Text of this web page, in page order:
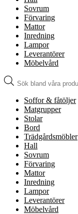
Sovrum
Förvaring
Mattor
Inredning
Lampor
Leverantörer
Möbelvård
Produktsökning
Soffor & fåtöljer
Matgrupper
Stolar
Bord
Trädgårdsmöbler
Hall
Sovrum
Förvaring
Mattor
Inredning
Lampor
Leverantörer
Möbelvård